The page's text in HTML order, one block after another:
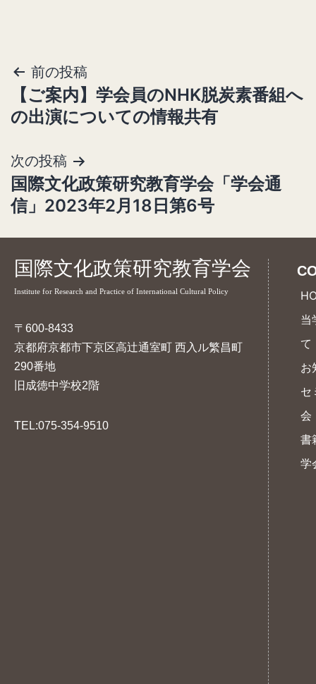
投
稿
ナ
ビ
ゲ
ー
ョ
ン
前の投稿
【ご案内】学会員のNHK脱炭素番組へ
の出演についての情報共有
次の投稿
国際文化政策研究教育学会「学会通
信」2023年2月18日第6号
国際文化政策研究教育学会
Institute for Research and Practice of International Cultural Policy
〒600-8433
京都府京都市下京区高辻通室町 西入ル繁昌町
290番地
旧成徳中学校2階
TEL:075-354-9510
当
て
お
セ
会
書
学